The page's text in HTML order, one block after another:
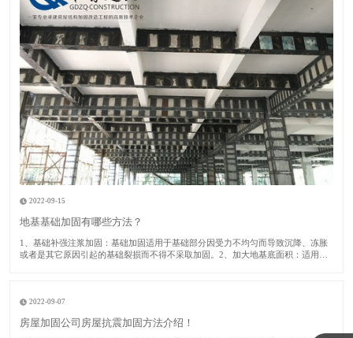
2022-09-15
地基基础加固有哪些方法？
1​、基础补强注浆加固：基础加固适用于基础部分因受力不均匀而导致沉降、冻胀
或者是其它原因引起的基础裂损而不得不采取加固。2、加大地基底面积：适用于
2022-09-07
房屋加固公司房屋抗震加固方法介绍！